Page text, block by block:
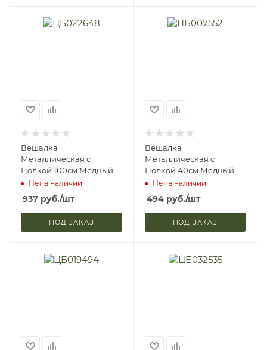
Вешалка
Металлическая с
Полкой 100см Медный
Антик ЗМИ ВСП169 (2)
Нет в наличии
937 руб./шт
ПОД ЗАКАЗ
Вешалка
Металлическая с
Полкой 40см Медный
Антик ЗМИ ВСП5 (2)
Нет в наличии
494руб./шт
ПОД ЗАКАЗ